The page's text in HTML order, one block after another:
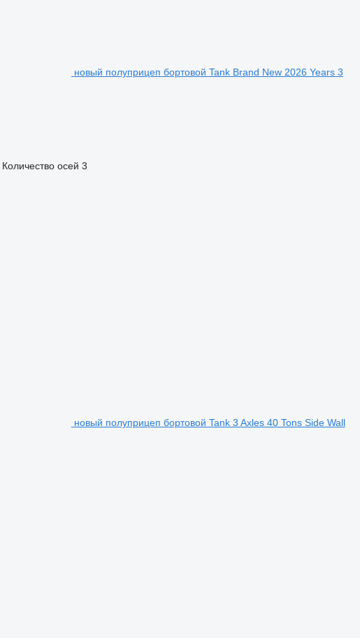
новый полуприцеп бортовой Tank Brand New 2026 Years 3
Количество осей 3
новый полуприцеп бортовой Tank 3 Axles 40 Tons Side Wall